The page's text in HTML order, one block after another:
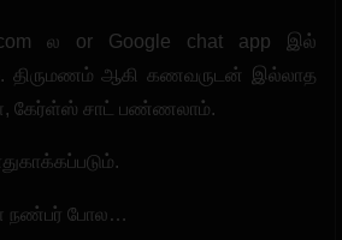
ல or Google chat app இல்
திருமணம் ஆகி கணவருடன் இல்லாத
கேர்ள்ஸ் சாட் பண்ணலாம்.
நண்பர் போல…